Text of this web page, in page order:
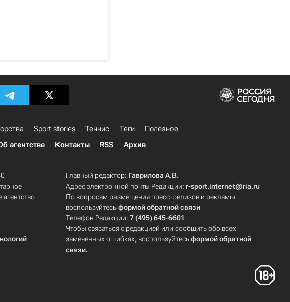
Sport stories Теннис Теги
Полезное
агентстве Контакты RSS Архив
Главный редактор: Гаврилова А.В.
Адрес электронной почты Редакции: r-sport.internet@ria.ru
По вопросам размещения пресс-релизов и рекламы
воспользуйтесьформой обратной связи
Телефон Редакции:7 (495) 645-6601
Чтобы связаться с редакцией или сообщить обо всех
замеченных ошибках, воспользуйтесьформой обратной
связи.